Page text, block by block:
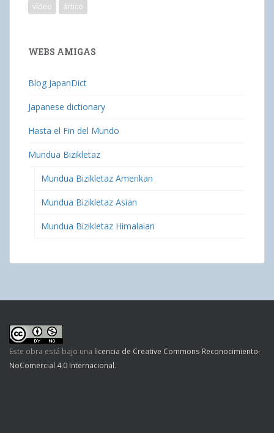
vídeo
ártico
WEBS AMIGAS
Blog JapanDict
Japanese dictionary
Hasta el Fin del Mundo
Mundua Bizikletaz
Mundua Bizikletaz Amerikan
Mundua Bizikletaz Asian
Mundua Bizikletaz Himalaian
Este obra está bajo una licencia de Creative Commons Reconocimiento-
NoComercial 4.0 Internacional.